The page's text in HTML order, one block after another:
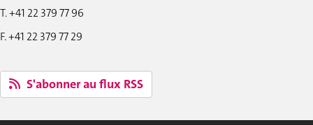
T. +41 22 379 77 96
F. +41 22 379 77 29
S'abonner au flux RSS